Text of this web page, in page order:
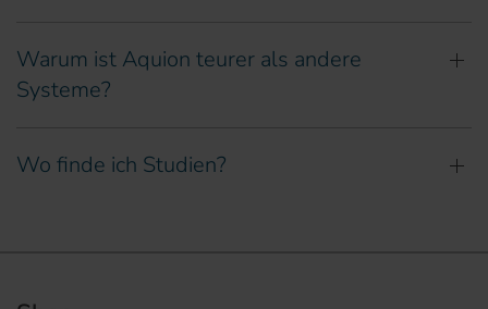
Warum ist Aquion teurer als andere
Systeme?
Wo finde ich Studien?